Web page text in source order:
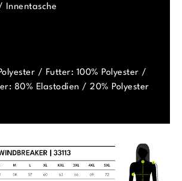
Innentasche
/ Futter: 100% Polyester /
80% Elastodien / 20% Polyester